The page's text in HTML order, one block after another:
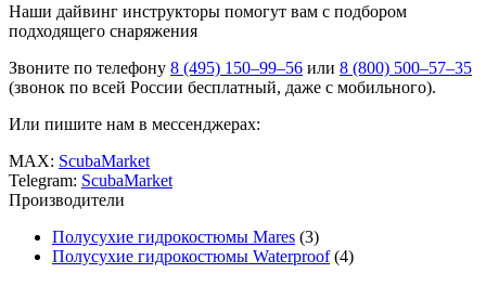
Наши дайвинг инструкторы помогут вам с подбором
подходящего снаряжения
Звоните по телефону 8 (495) 150–99–56 или 8 (800) 500–57–35
(звонок по всей России бесплатный, даже с мобильного).
Или пишите нам в мессенджерах:
MAX: ScubaMarket
Telegram: ScubaMarket
Производители
Полусухие гидрокостюмы Mares (3)
Полусухие гидрокостюмы Waterproof(4)